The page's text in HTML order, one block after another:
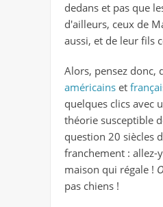
dedans et pas que
d'ailleurs, ceux de
aussi, et de leur fils
Alors, pensez donc,
américains et
quelques clics avec
théorie susceptible
question 20 siècles
franchement : allez-
maison qui régale !
pas chiens !